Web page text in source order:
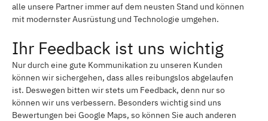
alle unsere Partner immer auf dem neusten Stand und können
mit modernster Ausrüstung und Technologie umgehen.
Ihr Feedback ist uns wichtig
Nur durch eine gute Kommunikation zu unseren Kunden
können wir sichergehen, dass alles reibungslos abgelaufen
ist. Deswegen bitten wir stets um Feedback, denn nur so
können wir uns verbessern. Besonders wichtig sind uns
Bewertungen bei Google Maps, so können Sie auch anderen